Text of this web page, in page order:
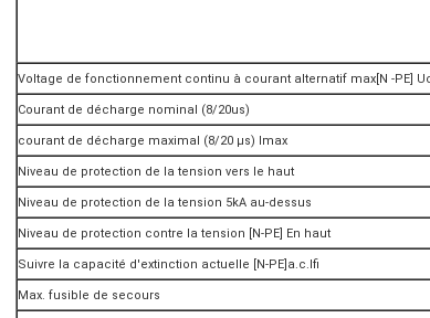
Voltage de fonctionnement continu à courant alternatif max[N -PE]
Courant de décharge nominal (8/20us)
courant de décharge maximal (8/20 μs) Imax
Niveau de protection de la tension vers le haut
Niveau de protection de la tension 5kA au-dessus
Niveau de protection contre la tension [N-PE] En haut
Suivre la capacité d'extinction actuelle [N-PE]a.c.Ifi
Max. fusible de secours